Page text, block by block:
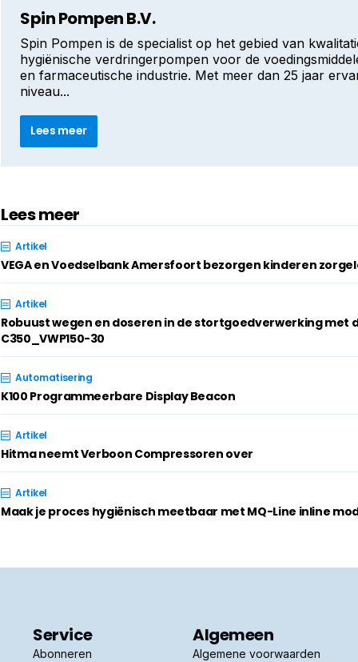
Spin Pompen B.V.
Spin Pompen is de specialist op het gebied van
hygiënische verdringerpompen voor de
en farmaceutische industrie. Met meer dan 25 jaar
niveau...
Lees meer
Lees meer
Artikel
VEGA en Voedselbank Amersfoort bezorgen kinderen
Artikel
Robuust wegen en doseren in de stortgoedverwerking met
C350_VWP150-30
Automatisering
K100 Programmeerbare Display Beacon
Artikel
Hitma neemt Verboon Compressoren over
Artikel
Maak je proces hygiënisch meetbaar met MQ-Line inline
Service
Abonneren
Algemeen
Algemene voorwaarden